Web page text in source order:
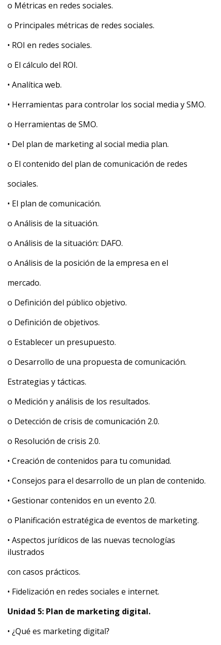
o Métricas en redes sociales.
o Principales métricas de redes sociales.
• ROI en redes sociales.
o El cálculo del ROI.
• Analítica web.
• Herramientas para controlar los social media y SMO.
o Herramientas de SMO.
• Del plan de marketing al social media plan.
o El contenido del plan de comunicación de redes
sociales.
• El plan de comunicación.
o Análisis de la situación.
o Análisis de la situación: DAFO.
o Análisis de la posición de la empresa en el
mercado.
o Definición del público objetivo.
o Definición de objetivos.
o Establecer un presupuesto.
o Desarrollo de una propuesta de comunicación.
Estrategias y tácticas.
o Medición y análisis de los resultados.
o Detección de crisis de comunicación 2.0.
o Resolución de crisis 2.0.
• Creación de contenidos para tu comunidad.
• Consejos para el desarrollo de un plan de contenido.
• Gestionar contenidos en un evento 2.0.
o Planificación estratégica de eventos de marketing.
• Aspectos jurídicos de las nuevas tecnologías
ilustrados
con casos prácticos.
• Fidelización en redes sociales e internet.
Unidad 5: Plan de marketing digital.
• ¿Qué es marketing digital?